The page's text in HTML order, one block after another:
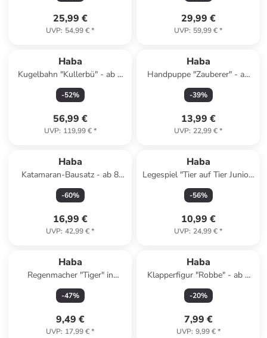
25,99 €
UVP: 54,99 €*
29,99 €
UVP: 59,99 €*
Haba
Kugelbahn "Kullerbü" - ab 2
Jahren
-52%
56,99 €
UVP: 119,99 €*
Haba
Handpuppe "Zauberer" - ab
18 Monaten
-39%
13,99 €
UVP: 22,99 €*
Haba
Katamaran-Bausatz - ab 8
Jahren
-60%
16,99 €
UVP: 42,99 €*
Haba
Legespiel "Tier auf Tier Junior"
- ab 2 Jahren
-56%
10,99 €
UVP: 24,99 €*
Haba
Regenmacher "Tiger" in
Orange - ab 2 Jahren
-47%
9,49 €
UVP: 17,99 €*
Haba
Klapperfigur "Robbe" - ab 6
Monaten
-20%
7,99 €
UVP: 9,99 €*